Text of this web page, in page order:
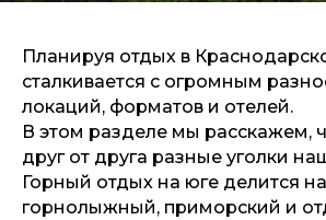
Планируя отдых в
сталкивается с огромным
локаций, форматов и отелей.
В этом разделе мы расскажем,
друг от друга разные уголки
Горный отдых на юге делится на
горнолыжный, приморский и